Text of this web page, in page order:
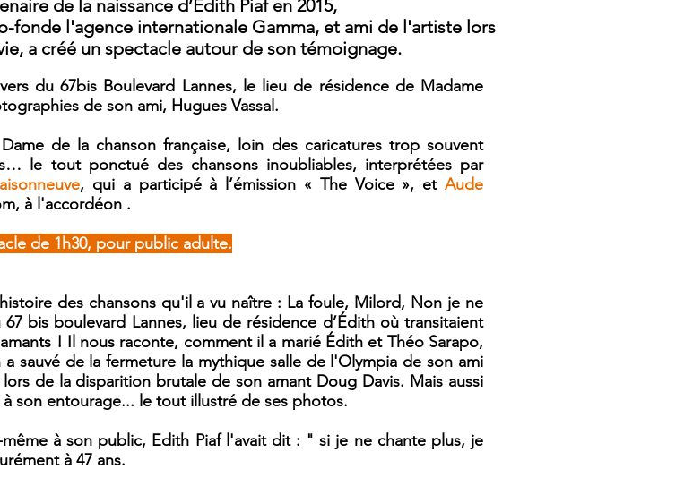
de la naissance d’Édith Piaf en 2015,
fonde l'agence internationale Gamma, et ami de l'artiste lors
a créé un spectacle autour de son témoignage.
du 67bis Boulevard Lannes, le lieu de résidence de Madame
de son ami, Hugues Vassal.
de la chanson française, loin des caricatures trop souvent
le tout ponctué des chansons inoubliables, interprétées par
, qui a participé à l’émission « The Voice », et Aude
à l'accordéon .
de 1h30, pour public adulte.
des chansons qu'il a vu naître : La foule, Milord, Non je ne
bis boulevard Lannes, lieu de résidence d’Édith où transitaient
! Il nous raconte, comment il a marié Édith et Théo Sarapo,
sauvé de la fermeture la mythique salle de l'Olympia de son ami
de la disparition brutale de son amant Doug Davis. Mais aussi
son entourage... le tout illustré de ses photos.
à son public, Edith Piaf l'avait dit : " si je ne chante plus, je
à 47 ans.